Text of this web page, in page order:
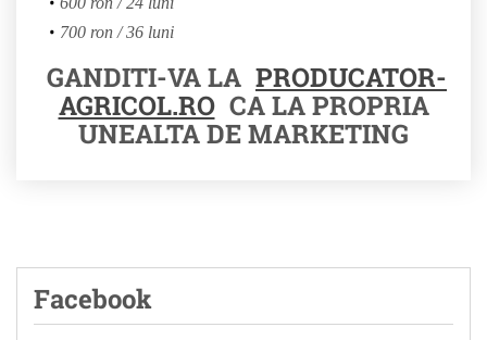
700 ron / 36 luni
GANDITI-VA LA PRODUCATOR-
AGRICOL.RO CA LA PROPRIA
UNEALTA DE MARKETING
Facebook